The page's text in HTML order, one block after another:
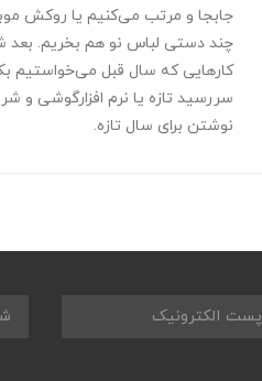
جابجا و مرتب می‌کنیم یا روکش
چند دستی لباس نو هم بخریم. بعد
کارهایی که سال قبل می‌خواستیم
سررسید تازه یا نرم افزارگوشی و
نوشتن برای سال تازه.